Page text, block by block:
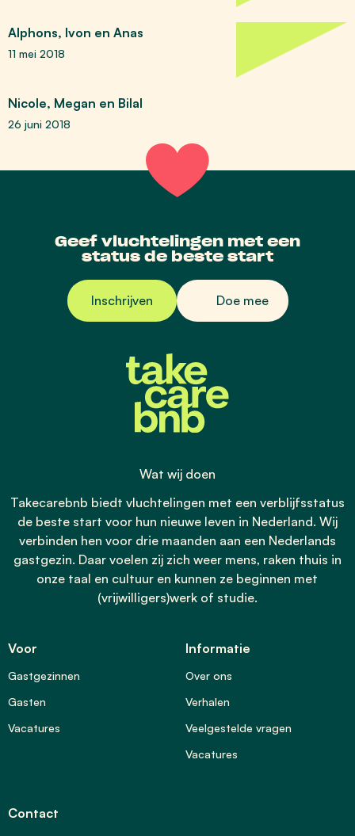
Alphons, Ivon en Anas
11 mei 2018
Nicole, Megan en Bilal
26 juni 2018
Geef vluchtelingen met een
status de beste start
Inschrijven Doe mee
Wat wij doen
Takecarebnb biedt vluchtelingen met een verblijfsstatus
de beste start voor hun nieuwe leven in Nederland. Wij
verbinden hen voor drie maanden aan een Nederlands
gastgezin. Daar voelen zij zich weer mens, raken thuis in
onze taal en cultuur en kunnen ze beginnen met
(vrijwilligers)werk of studie.
Voor
Gastgezinnen
Gasten
Vacatures
Informatie
Over ons
Verhalen
Veelgestelde vragen
Vacatures
Contact